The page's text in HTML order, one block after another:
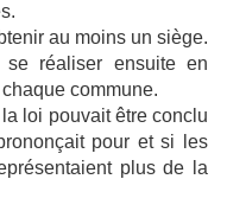
au moins un siège.
réaliser ensuite en
commune.
loi pouvait être conclu
pour et si les
plus de la